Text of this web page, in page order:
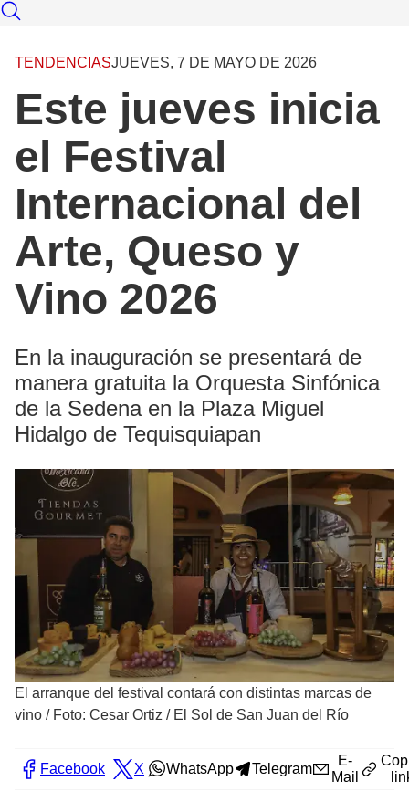
TENDENCIASJUEVES, 7 DE MAYO DE 2026
Este jueves inicia
el Festival
Internacional del
Arte, Queso y
Vino 2026
En la inauguración se presentará de
manera gratuita la Orquesta Sinfónica
de la Sedena en la Plaza Miguel
Hidalgo de Tequisquiapan
El arranque del festival contará con distintas marcas de
vino / Foto: Cesar Ortiz / El Sol de San Juan del Río
Facebook X WhatsApp Telegram
E-
Mail